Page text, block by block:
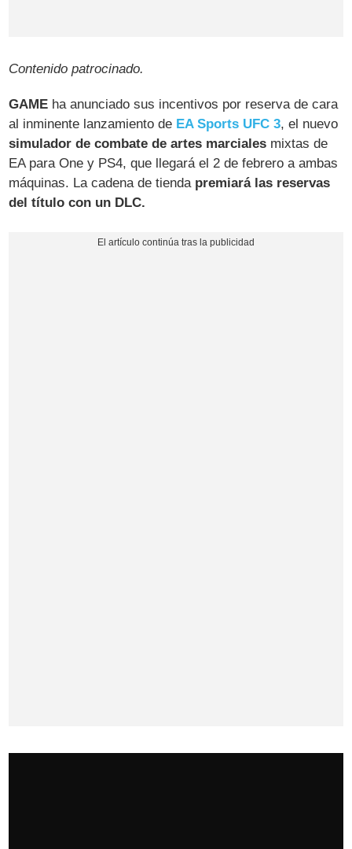
Contenido patrocinado.
GAME ha anunciado sus incentivos por reserva de cara
al inminente lanzamiento de EA Sports UFC 3, el nuevo
simulador de combate de artes marciales mixtas de
EA para One y PS4, que llegará el 2 de febrero a ambas
máquinas. La cadena de tienda premiará las reservas
del título con un DLC.